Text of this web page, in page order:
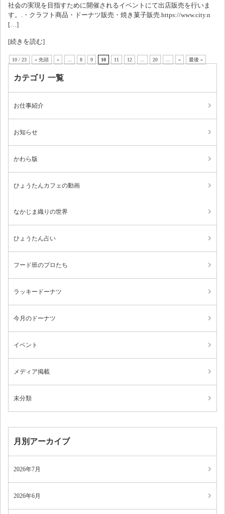
社会の実現を目指すために開催されるイベントにて出店販売を行いま
す。.・クラフト商品・ドーナツ販売・焼き菓子販売.https://www.city.n
[…]
[続きを読む]
10 / 23 « 先頭 « 8 9 10 11 12 20 » 最後 »
カテゴリ 一覧
お仕事紹介
お知らせ
かわら版
ひょうたんカフェの動画
なかじま織りの世界
ひょうたん占い
フード班のプロたち
ラッキードーナツ
今月のドーナツ
イベント
メディア掲載
未分類
月別アーカイブ
2026年7月
2026年6月